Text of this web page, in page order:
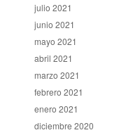
julio 2021
junio 2021
mayo 2021
abril 2021
marzo 2021
febrero 2021
enero 2021
diciembre 2020